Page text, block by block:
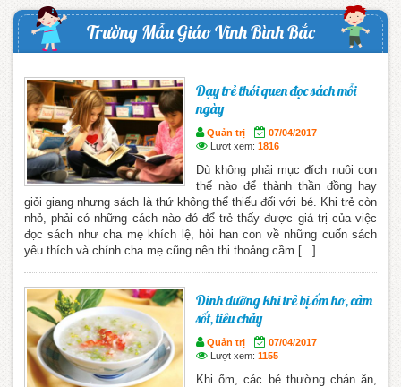
Trường Mẫu Giáo Vĩnh Bình Bắc
Dạy trẻ thói quen đọc sách mỗi
ngày
Quản trị
07/04/2017
Lượt xem: 1816
Dù không phải mục đích nuôi con
thế nào để thành thần đồng hay
giỏi giang nhưng sách là thứ không thể thiếu đối với bé. Khi trẻ còn
nhỏ, phải có những cách nào đó để trẻ thấy được giá trị của việc
đọc sách như cha mẹ khích lệ, hỏi han con về những cuốn sách
yêu thích và chính cha mẹ cũng nên thi thoảng cầm [...]
Dinh dưỡng khi trẻ bị ốm ho, cảm
sốt, tiêu chảy
Quản trị
07/04/2017
Lượt xem: 1155
Khi ốm, các bé thường chán ăn,